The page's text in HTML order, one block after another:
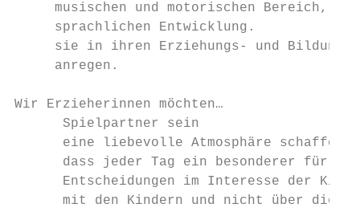
musischen und motorischen Bereich,
     sprachlichen Entwicklung.
sie in ihren Erziehungs- und
     anregen.
Wir Erzieherinnen möchten…
      Spielpartner sein
eine liebevolle Atmosphäre
dass jeder Tag ein besonderer für
Entscheidungen im Interesse der
mit den Kindern und nicht über die